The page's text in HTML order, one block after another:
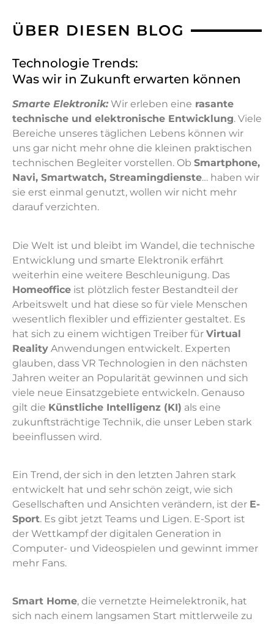
ÜBER DIESEN BLOG
Technologie Trends:
Was wir in Zukunft erwarten können
Smarte Elektronik:Wir erleben eine rasante
technische und elektronische Entwicklung. Viele
Bereiche unseres täglichen Lebens können wir
uns gar nicht mehr ohne die kleinen praktischen
technischen Begleiter vorstellen. Ob Smartphone,
Navi, Smartwatch, Streamingdienste… haben wir
sie erst einmal genutzt, wollen wir nicht mehr
darauf verzichten.
Die Welt ist und bleibt im Wandel, die technische
Entwicklung und smarte Elektronik erfährt
weiterhin eine weitere Beschleunigung. Das
Homeoffice ist plötzlich fester Bestandteil der
Arbeitswelt und hat diese so für viele Menschen
wesentlich flexibler und effizienter gestaltet. Es
hat sich zu einem wichtigen Treiber für Virtual
Reality Anwendungen entwickelt. Experten
glauben, dass VR Technologien in den nächsten
Jahren weiter an Popularität gewinnen und sich
viele neue Einsatzgebiete entwickeln. Genauso
gilt die Künstliche Intelligenz (KI) als eine
zukunftsträchtige Technik, die unser Leben stark
beeinflussen wird.
Ein Trend, der sich in den letzten Jahren stark
entwickelt hat und sehr schön zeigt, wie sich
Gesellschaften und Ansichten verändern, ist der E-
Sport. Es gibt jetzt Teams und Ligen. E-Sport ist
der Wettkampf der digitalen Generation in
Computer- und Videospielen und gewinnt immer
mehr Fans.
Smart Home, die vernetzte Heimelektronik, hat
sich nach einem langsamen Start mittlerweile zu